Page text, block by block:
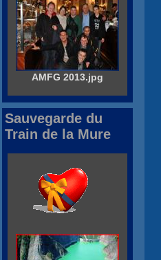
AMFG 2013.jpg
Sauvegarde du
Train de la Mure